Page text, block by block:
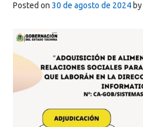
Posted on 30 de agosto de 2024 by